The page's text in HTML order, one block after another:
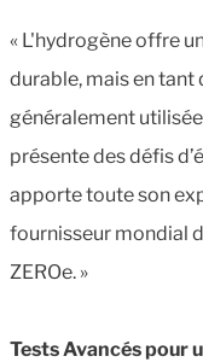
« L'hydrogène offre
durable, mais en
généralement
présente des défis
apporte toute son
fournisseur mondial
ZEROe. »
Tests Avancés pour